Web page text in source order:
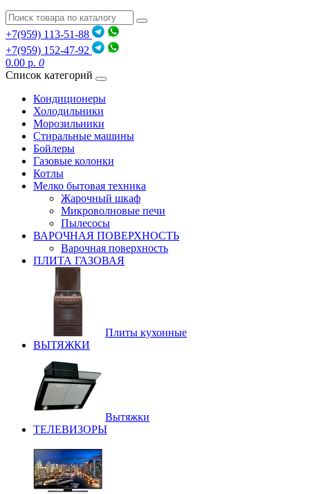
+7(959) 113-51-88
+7(959) 152-47-92
0.00 р. 0
Список категорий
Кондиционеры
Холодильники
Морозильники
Стиральные машины
Бойлеры
Газовые колонки
Котлы
Мелко бытовая техника
Жарочный шкаф
Микроволновые печи
Пылесосы
ВАРОЧНАЯ ПОВЕРХНОСТЬ
Варочная поверхность
ПЛИТА ГАЗОВАЯ
Плиты кухонные
ВЫТЯЖКИ
Вытяжки
ТЕЛЕВИЗОРЫ